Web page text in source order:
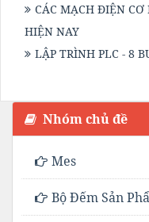
CÁC MẠCH ĐIỆN CƠ
HIỆN NAY
LẬP TRÌNH PLC - 8
Nhóm chủ đề
Mes
Bộ Đếm Sản